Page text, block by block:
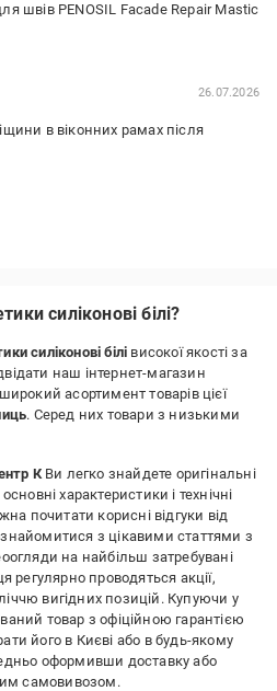
швів PENOSIL Facade Repair Mastic
26.07.2026
в віконних рамах після
силіконові білі?
силіконові білі високої якості за
наш інтернет-магазин
асортимент товарів цієї
. Серед них товари з низькими
КВи легко знайдете оригінальні
характеристики і технічні
почитати корисні відгуки від
з цікавими статтями з
на найбільш затребувані
регулярно проводяться акції,
вигідних позицій. Купуючи у
товар з офіційною гарантією
його в Києві або в будь-якому
оформивши доставку або
самовивозом.